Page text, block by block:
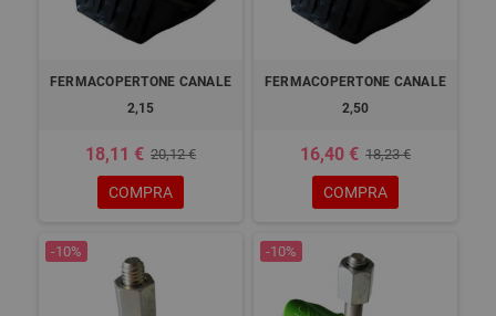
FERMACOPERTONE CANALE
2,15
18,11 € 20,12 €
COMPRA
FERMACOPERTONE CANALE
2,50
16,40 € 18,23 €
COMPRA
-10% -10%